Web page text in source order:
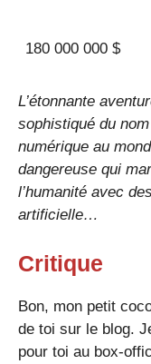
180 000 000 $
L’étonnante
sophistiqué du
numérique au
dangereuse qui
l’humanité avec
artificielle…
Critique
Bon, mon petit
de toi sur le blog.
pour toi au box-